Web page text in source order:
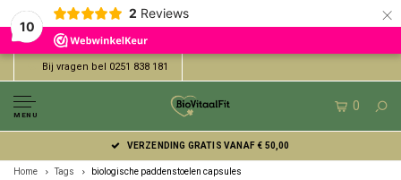
10
2 Reviews ×
Bij vragen bel 0251 838 181
MENU
0
VERZENDING GRATIS VANAF € 50,00
Home Tags biologische paddenstoelen capsules